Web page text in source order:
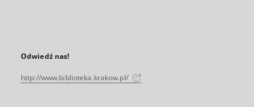
Odwiedź nas!
http://www.biblioteka.krakow.pl/